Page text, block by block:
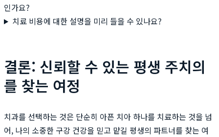
인가요?
치료 비용에 대한 설명을 미리 들을 수 있나요?
결론: 신뢰할 수 있는 평생 주치의
를 찾는 여정
치과를 선택하는 것은 단순히 아픈 치아 하나를 치료하는 것을 넘
어, 나의 소중한 구강 건강을 믿고 맡길 평생의 파트너를 찾는 여